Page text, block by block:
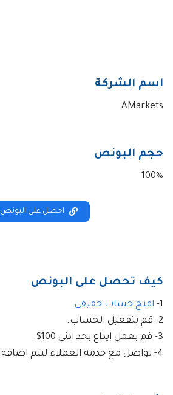
اسم الشركة
AMarkets
حجم البونص
100%
احصل على البونص
كيف تحصل على البونص
1- افتح حساب حقيقى.
2- قم بتفعيل الحساب.
3- قم بعمل ايداع بحد ادنى 100$.
4- تواصل مع خدمة العملاء ليتم اضافة البونص الى حسابك.